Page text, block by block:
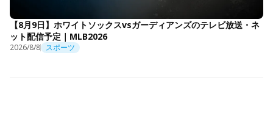
【8月9日】ホワイトソックスvsガーディアンズのテレビ放送・ネ
ット配信予定｜MLB2026
2026/8/8 スポーツ